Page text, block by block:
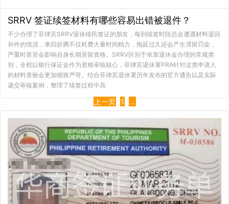
SRRV 签证续签材料有哪些容易出错被退件？
不少办理了菲律宾SRRV退休移民签证的朋友，每到续签时段总会遭遇材料退回
补件的情况，来回折腾不仅耗费大量时间精力，拖延过久还会产生滞留罚金，
严重时甚至会影响自身长期居留资格。SRRV区别于依靠退休金办理的常规类
别，全程以银行保证金作为资格审核核心，菲律宾退休署PRA针对这类申请人
的材料查验会更加细致严苛。结合菲律宾退休署历年发布的官方通告以及实际
递交审核案例，整理了续签过程中高
上一页 1 ...